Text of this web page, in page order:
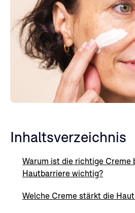
Inhaltsverzeichnis
Warum ist die richtige Creme
Hautbarriere wichtig?
Welche Creme stärkt die